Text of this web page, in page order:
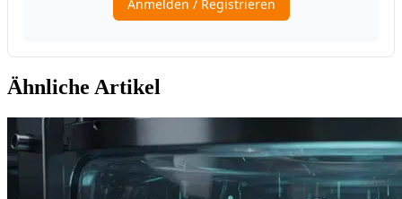
Ähnliche Artikel